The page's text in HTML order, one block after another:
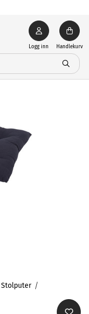
Logg inn Handlekurv
Stolputer